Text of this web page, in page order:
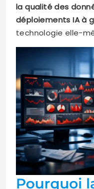
la qualité des
déploiements IA à
technologie elle-
Pourquoi